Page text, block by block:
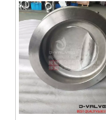
2026-07-03